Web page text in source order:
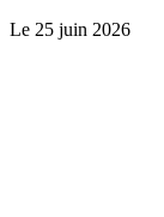
Le 25 juin 2026